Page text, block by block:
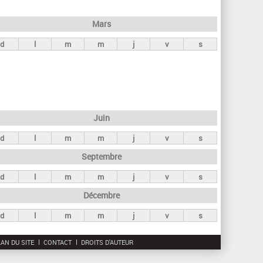
r
c
Mars
d l m m j v s
Juin
d l m m j v s
Septembre
d l m m j v s
Décembre
d l m m j v s
DU SITE CONTACT DROITS D'AUTEUR